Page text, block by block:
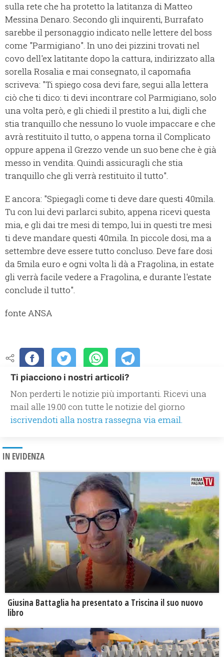
sulla rete che ha protetto la latitanza di Matteo
Messina Denaro. Secondo gli inquirenti, Burrafato
sarebbe il personaggio indicato nelle lettere del boss
come "Parmigiano". In uno dei pizzini trovati nel
covo dell'ex latitante dopo la cattura, indirizzato alla
sorella Rosalia e mai consegnato, il capomafia
scriveva: "Ti spiego cosa devi fare, segui alla lettera
ciò che ti dico: ti devi incontrare col Parmigiano, solo
una volta però, e gli chiedi il prestito a lui, digli che
stia tranquillo che nessuno lo vuole impaccare e che
avrà restituito il tutto, o appena torna il Complicato
oppure appena il Grezzo vende un suo bene che è già
messo in vendita. Quindi assicuragli che stia
tranquillo che gli verrà restituito il tutto".
E ancora: "Spiegagli come ti deve dare questi 40mila.
Tu con lui devi parlarci subito, appena ricevi questa
mia, e gli dai tre mesi di tempo, lui in questi tre mesi
ti deve mandare questi 40mila. In piccole dosi, ma a
settembre deve essere tutto concluso. Deve fare dosi
da 5mila euro e ogni volta li dà a Fragolina, in estate
gli verrà facile vedere a Fragolina, e durante l'estate
conclude il tutto".
fonte ANSA
Ti piacciono i nostri articoli?
Non perderti le notizie più importanti. Ricevi una
mail alle 19.00 con tutte le notizie del giorno
iscrivendoti alla nostra rassegna via email.
IN EVIDENZA
Giusina Battaglia ha presentato a Triscina il suo nuovo
libro